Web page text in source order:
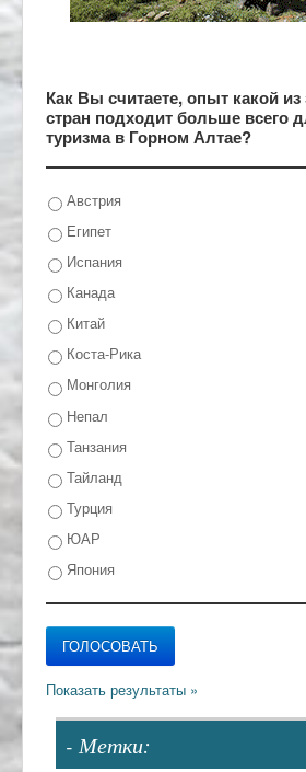
Как Вы считаете, опыт какой
стран подходит больше всего
туризма в Горном Алтае?
Австрия
Египет
Испания
Канада
Китай
Коста-Рика
Монголия
Непал
Танзания
Тайланд
Турция
ЮАР
Япония
- Метки: